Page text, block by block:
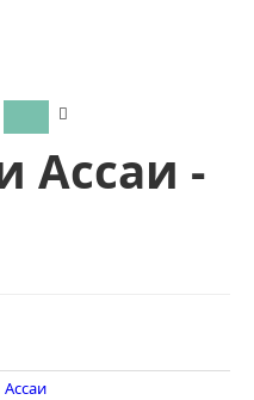
Ассаи -
Ассаи